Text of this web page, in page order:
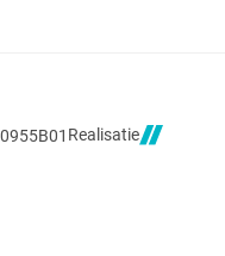
Realisatie